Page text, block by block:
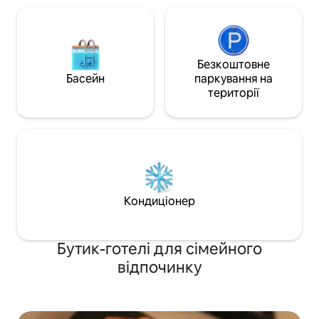
Басейн
Безкоштовне
паркування на
території
Кондиціонер
Бутик-готелі для сімейного
відпочинку